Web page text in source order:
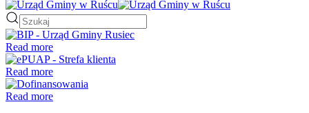
Read more
Read more
Read more